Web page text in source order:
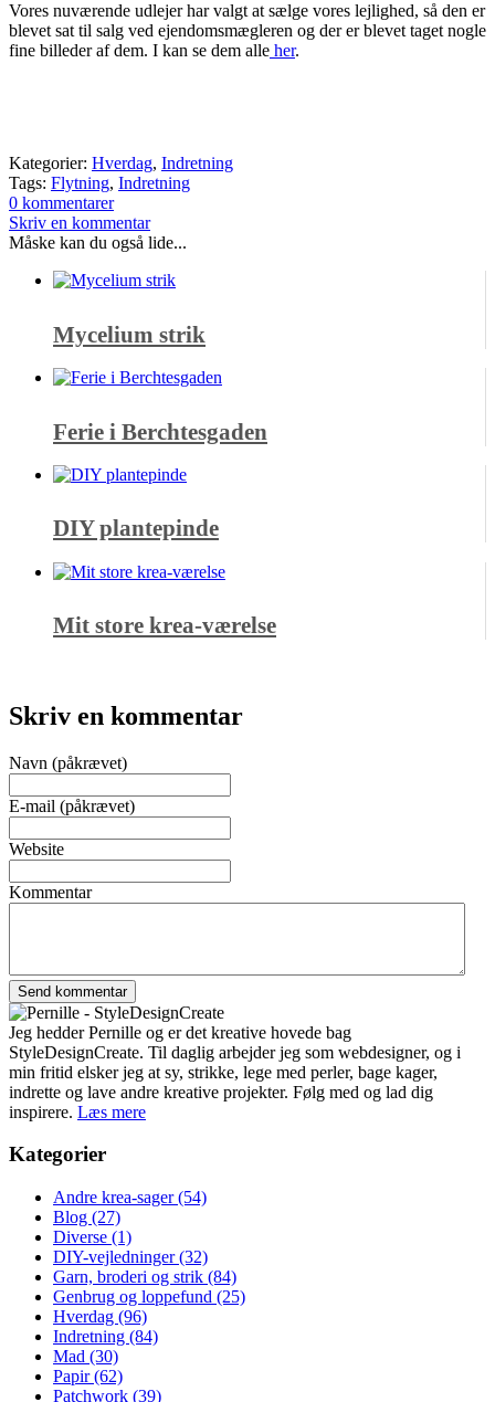
Vores nuværende udlejer har valgt at sælge vores lejlighed, så den er
blevet sat til salg ved ejendomsmægleren og der er blevet taget nogle
fine billeder af dem. I kan se dem alle her.
Kategorier: Hverdag, Indretning
Tags: Flytning, Indretning
0 kommentarer
Skriv en kommentar
Måske kan du også lide...
Mycelium strik
Ferie i Berchtesgaden
DIY plantepinde
Mit store krea-værelse
Skriv en kommentar
Navn (påkrævet)
E-mail (påkrævet)
Website
Kommentar
Jeg hedder Pernille og er det kreative hovede bag
StyleDesignCreate. Til daglig arbejder jeg som webdesigner, og i
min fritid elsker jeg at sy, strikke, lege med perler, bage kager,
indrette og lave andre kreative projekter. Følg med og lad dig
inspirere. Læs mere
Kategorier
Andre krea-sager(54)
Blog (27)
Diverse (1)
DIY-vejledninger(32)
Garn, broderi og strik (84)
Genbrug og loppefund (25)
Hverdag (96)
Indretning (84)
Mad (30)
Papir(62)
Patchwork (39)